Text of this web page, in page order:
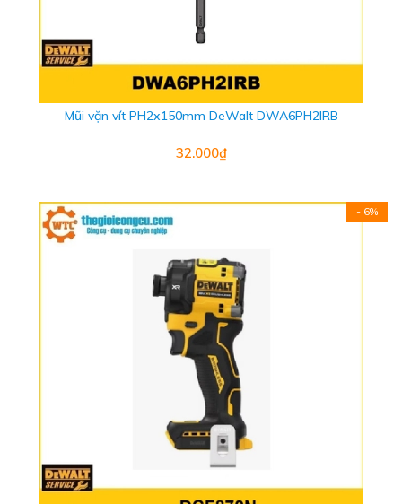
Mũi vặn vít PH2x150mm DeWalt DWA6PH2IRB
32.000₫
- 6%